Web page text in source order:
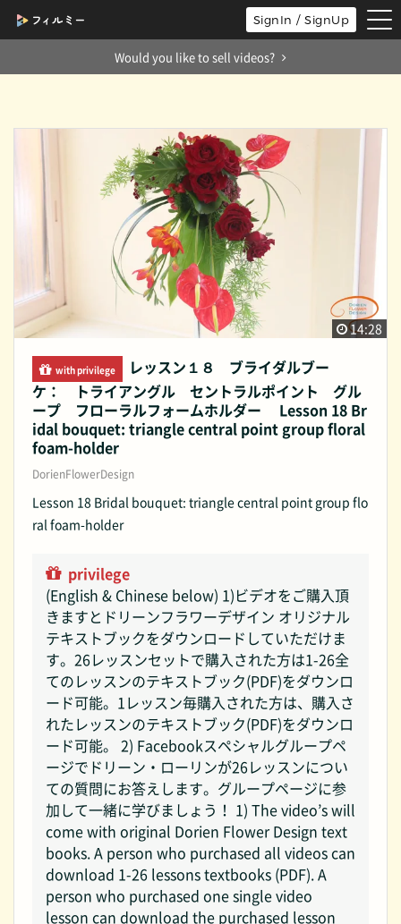
SignIn / SignUp
Would you like to sell videos?
14:28
with privilege
レッスン１８ ブライダルブー
ケ： トライアングル セントラルポイント グル
ープ フローラルフォームホルダー Lesson 18 Br
idal bouquet: triangle central point group floral
foam-holder
DorienFlowerDesign
Lesson 18 Bridal bouquet: triangle central point group flo
ral foam-holder
privilege
(English & Chinese below) 1)ビデオをご購入頂
きますとドリーンフラワーデザイン オリジナル
テキストブックをダウンロードしていただけま
す。26レッスンセットで購入された方は1-26全
てのレッスンのテキストブック(PDF)をダウンロ
ード可能。1レッスン毎購入された方は、購入さ
れたレッスンのテキストブック(PDF)をダウンロ
ード可能。 2) Facebookスペシャルグループペ
ージでドリーン・ローリンが26レッスンについ
ての質問にお答えします。グループページに参
加して一緒に学びましょう！ 1) The video’s will
come with original Dorien Flower Design text
books. A person who purchased all videos can
download 1-26 lessons textbooks (PDF). A
person who purchased one single video
lesson can download the purchased lesson